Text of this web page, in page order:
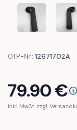
BMW
OTP-Nr.: 12671702A
79.90€
inkl. MwSt. zzgl.